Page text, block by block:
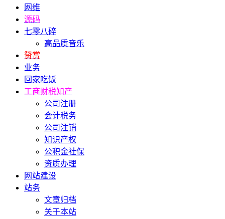
网维
源码
七零八碎
高品质音乐
赞赏
业务
回家吃饭
工商财税知产
公司注册
会计税务
公司注销
知识产权
公积金社保
资质办理
网站建设
站务
文章归档
关于本站